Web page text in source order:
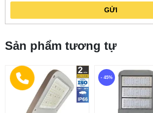
GỬI
Sản phẩm tương tự
- 45%